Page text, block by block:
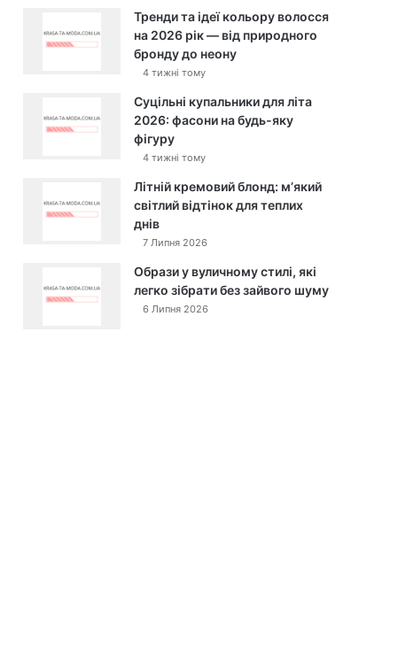
Тренди та ідеї кольору волосся
на 2026 рік — від природного
бронду до неону
4 тижні тому
Суцільні купальники для літа
2026: фасони на будь-яку
фігуру
4 тижні тому
Літній кремовий блонд: м’який
світлий відтінок для теплих
днів
7 Липня 2026
Образи у вуличному стилі, які
легко зібрати без зайвого шуму
6 Липня 2026